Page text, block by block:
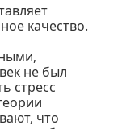
качество.
не был
стресс
что